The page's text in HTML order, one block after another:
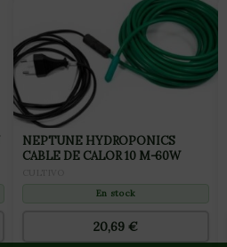
NEPTUNE HYDROPONICS
CABLE DE CALOR 10 M-60W
En stock
20,69 €